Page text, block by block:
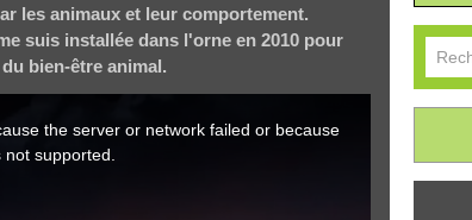
les animaux et leur comportement.
suis installée dans l'orne en 2010 pour
bien-être animal.